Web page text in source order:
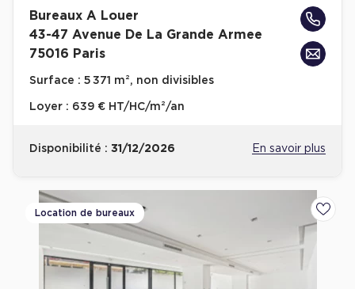
Bureaux A Louer
43-47 Avenue De La Grande Armee
75016 Paris
Surface : 5 371 m², non divisibles
Loyer : 639 € HT/HC/m²/an
Disponibilité : 31/12/2026 En savoir plus
Location de bureaux